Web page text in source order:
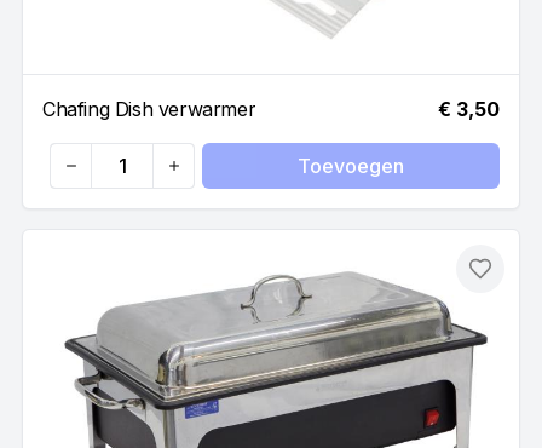
Chafing Dish verwarmer € 3,50
Quantity
Toevoegen